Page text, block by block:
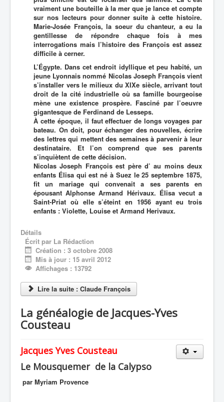
vraiment une bouteille à la mer que je lance et compte
sur nos lecteurs pour donner suite à cette histoire.
Marie-Josée François, la soeur du chanteur, a eu la
gentillesse de répondre chaque fois à mes
interrogations mais l’histoire des François est assez
difficile à cerner.
L’Égypte. Dans cet endroit idyllique et peu habité, un
jeune Lyonnais nommé Nicolas Joseph François vient
s’installer vers le milieux du XIXe siècle, arrivant tout
droit de la cité industrielle où sa famille bourgeoise
mène une existence prospère. Fasciné par l’oeuvre
gigantesque de Ferdinand de Lesseps.
À cette époque, il faut effectuer de longs voyages par
bateau. On doit, pour échanger des nouvelles, écrire
des lettres qui mettent des semaines à parvenir à leur
destinataire. Et l’on comprend que ses parents
s’inquiètent de cette décision.
Nicolas Joseph François est père d’ au moins deux
enfants Élisa qui est né à Suez le 25 septembre 1875,
fit un mariage qui convenait a ses parents en
épousant Alphonse Armand Hérivaux. Élisa vecut a
Saint-Priat où elle s’éteint en 1956 ayant eu trois
enfants : Violette, Louise et Armand Herivaux.
Détails
Écrit par La Rédaction
Création : 3 octobre 2008
Mis à jour : 15 avril 2012
Affichages : 13792
Lire la suite : Claude François
La généalogie de Jacques-Yves
Cousteau
Jacques Yves Cousteau
Le Mousquemer de la Calypso
par Myriam Provence